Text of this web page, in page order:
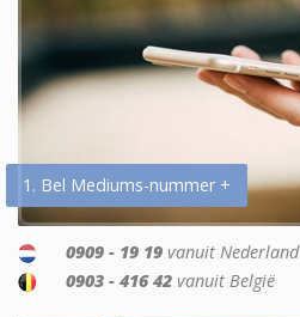
1. Bel Mediums-nummer +
0909 - 19 19 vanuit Nederland
0903 - 416 42 vanuit België